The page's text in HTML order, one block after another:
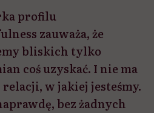
profilu
zauważa, że
bliskich tylko
coś uzyskać. I nie ma
w jakiej jesteśmy.
bez żadnych